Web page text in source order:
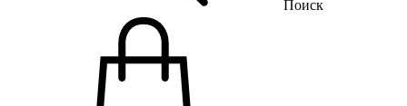
Поиск